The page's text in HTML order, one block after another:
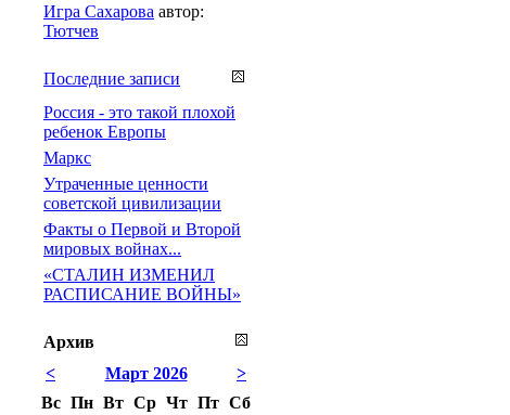
Игра Сахарова автор:
Тютчев
Последние записи
Россия - это такой плохой
ребенок Европы
Маркс
Утраченные ценности
советской цивилизации
Факты о Первой и Второй
мировых войнах...
«СТАЛИН ИЗМЕНИЛ
РАСПИСАНИЕ ВОЙНЫ»
Архив
<
>
Март 2026
Вс Пн Вт Ср Чт Пт Сб